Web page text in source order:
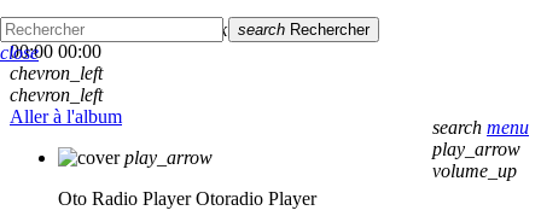
skip_previous
skip_next
00:00 00:00
chevron_left
chevron_left
Aller à l'album
play_arrow
Oto Radio Player Otoradio Player
search menu
play_arrow
volume_up
search Rechercher
close